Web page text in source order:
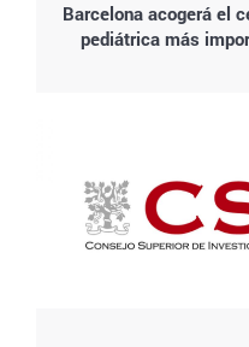
Barcelona acogerá el
pediátrica más